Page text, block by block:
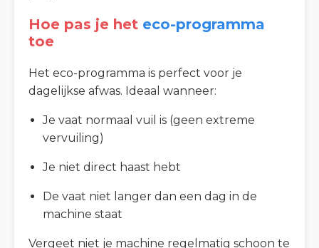
Hoe pas je het eco-programma
toe
Het eco-programma is perfect voor je
dagelijkse afwas. Ideaal wanneer:
Je vaat normaal vuil is (geen extreme
vervuiling)
Je niet direct haast hebt
De vaat niet langer dan een dag in de
machine staat
Vergeet niet je machine regelmatig schoon te